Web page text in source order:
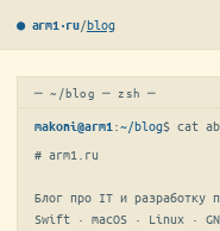
● arm1·ru/blog
─ ~/blog ─ zsh ─
makoni@arm1 :~/blog$ cat
# arm1.ru
Блог про IT и разработку
Swift · macOS · Linux ·